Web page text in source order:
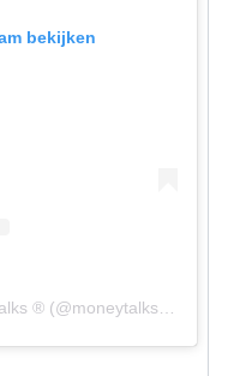
bekijken
Een bericht gedeeld door MoneyTalks ® (@moneytalks.nl)